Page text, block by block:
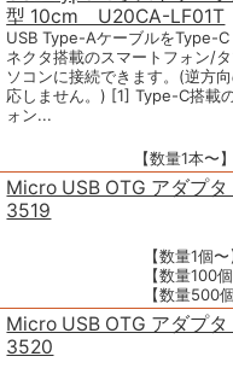
型 10cm U20CA-LF01T
USB Type-AケーブルをType-
ネクタ搭載のスマートフォン/
ソコンに接続できます。(逆方
応しません。) [1] Type-C搭載
ォン...
【数量1本〜
Micro USB OTG アダプ
3519
【数量1個
【数量100
【数量500
Micro USB OTG アダプ
3520